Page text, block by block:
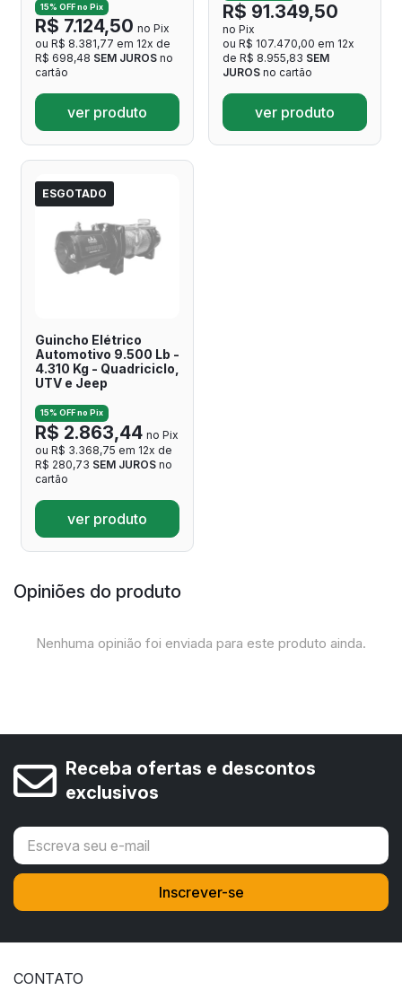
15% OFF no Pix
R$ 7.124,50 no Pix
ou R$ 8.381,77 em 12x de
R$ 698,48 SEM JUROS no
cartão
ver produto
R$ 91.349,50
no Pix
ou R$ 107.470,00 em 12x
de R$ 8.955,83 SEM
JUROS no cartão
ver produto
Guincho Elétrico
Automotivo 9.500 Lb -
4.310 Kg - Quadriciclo,
UTV e Jeep
15% OFF no Pix
R$ 2.863,44 no Pix
ou R$ 3.368,75 em 12x de
R$ 280,73 SEM JUROS no
cartão
ver produto
ESGOTADO
Opiniões do produto
Nenhuma opinião foi enviada para este produto ainda.
Receba ofertas e descontos
exclusivos
CONTATO